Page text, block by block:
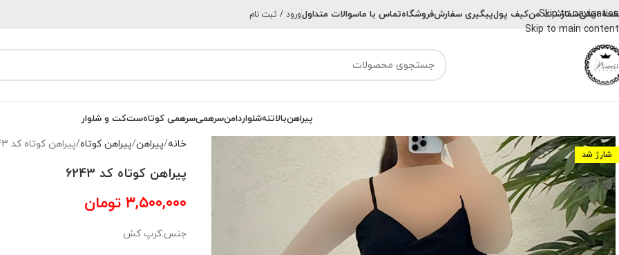
Skip to navigation
Skip to main content
اصلیسفارشات منکیف پولپیگیری سفارشفروشگاهتماس با ماسوالات متداولورود / ثبت نام
پیراهنبالاتنهشلواردامنسرهمیسرهمی کوتاهستکت و شلوار
شارژ شد
خانه پیراهن پیراهن کوتاه پیراهن کوتاه کد 6243
پیراهن کوتاه کد 6243
۳,۵۰۰,۰۰۰ تومان
جنس:کرپ کش